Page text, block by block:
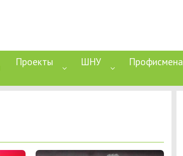
Проекты ШНУ Профисмена